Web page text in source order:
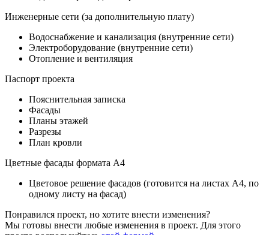
Инженерные сети (за дополнительную плату)
Водоснабжение и канализация (внутренние сети)
Электроборудование (внутренние сети)
Отопление и вентиляция
Паспорт проекта
Пояснительная записка
Фасады
Планы этажей
Разрезы
План кровли
Цветные фасады формата А4
Цветовое решение фасадов (готовится на листах А4, по
одному листу на фасад)
Понравился проект, но хотите внести изменения?
Мы готовы внести любые изменения в проект. Для этого